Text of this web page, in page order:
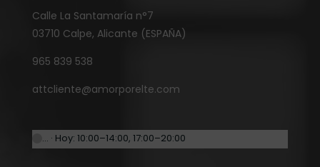
Calle La Santamaría n°7
03710 Calpe, Alicante (ESPAÑA)
965 839 538
attcliente@amorporelte.com
… · Hoy: 10:00–14:00, 17:00–20:00